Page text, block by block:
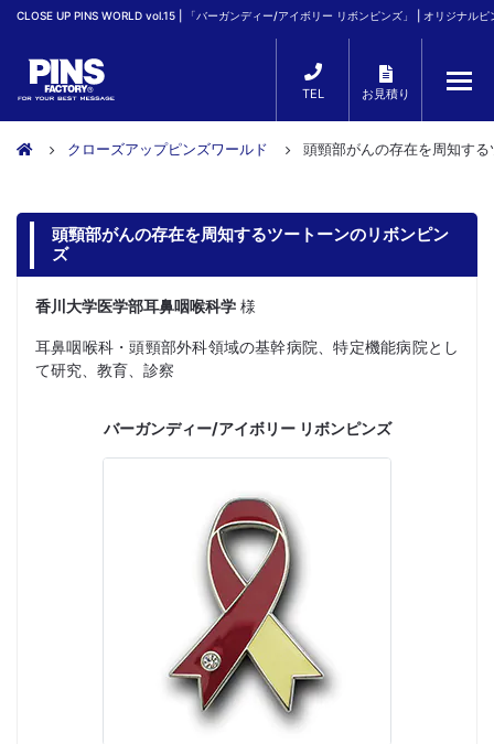
CLOSE UP PINS WORLD vol.15 | 「バーガンディー/アイボリー リボンピンズ」 | オリジナル
TEL お見積り
クローズアップピンズワールド 頭頸部がんの存在を周知す
頭頸部がんの存在を周知するツートーンのリボンピン
ズ
香川大学医学部耳鼻咽喉科学 様
耳鼻咽喉科・頭頸部外科領域の基幹病院、特定機能病院とし
て研究、教育、診察
バーガンディー/アイボリー リボンピンズ